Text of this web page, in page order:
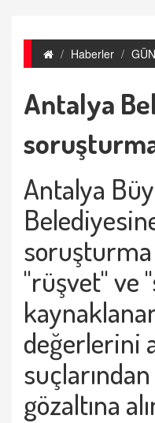
Haberler
Antalya
Antalya
soruşturma
"rüşvet" ve
değerlerini
gözaltına